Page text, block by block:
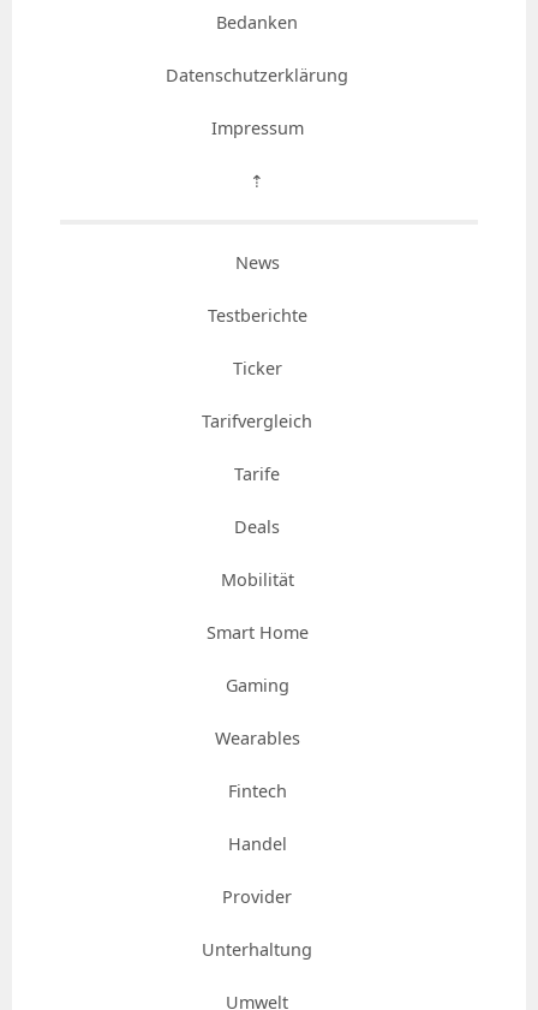
Bedanken
Datenschutzerklärung
Impressum
⇡
News
Testberichte
Ticker
Tarifvergleich
Tarife
Deals
Mobilität
Smart Home
Gaming
Wearables
Fintech
Handel
Provider
Unterhaltung
Umwelt